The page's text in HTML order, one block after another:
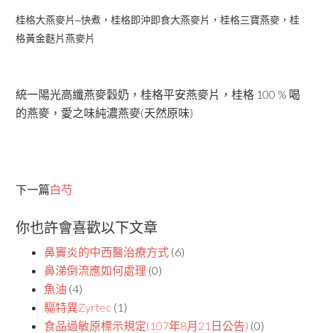
桂格大燕麥片–快煮，桂格即沖即食大燕麥片，桂格三寶燕麥，桂
格黃金麩片燕麥片
統一陽光高纖燕麥穀奶，桂格平安燕麥片，桂格 100 % 喝
的燕麥，愛之味純濃燕麥(天然原味)
下一篇白芍
你也許會喜歡以下文章
鼻竇炎的中西醫治療方式 (6)
鼻涕倒流應如何處理 (0)
魚油 (4)
驅特異Zyrtec (1)
食品過敏原標示規定(107年8月21日公告) (0)